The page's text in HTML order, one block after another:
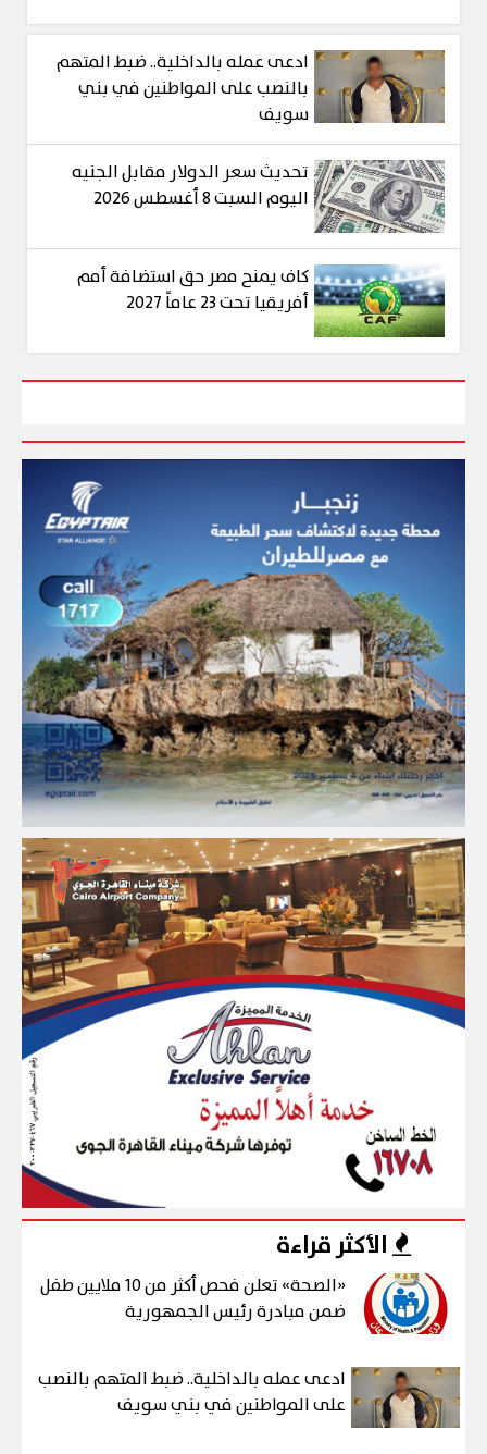
ادعى عمله بالداخلية.. ضبط المتهم
بالنصب على المواطنين في بني
سويف
تحديث سعر الدولار مقابل الجنيه
اليوم السبت 8 أغسطس 2026
كاف يمنح مصر حق استضافة أمم
أفريقيا تحت 23 عاماً 2027
الأكثر قراءة
«الصحة» تعلن فحص أكثر من 10 ملايين طفل
ضمن مبادرة رئيس الجمهورية
ادعى عمله بالداخلية.. ضبط المتهم بالنصب
على المواطنين في بني سويف